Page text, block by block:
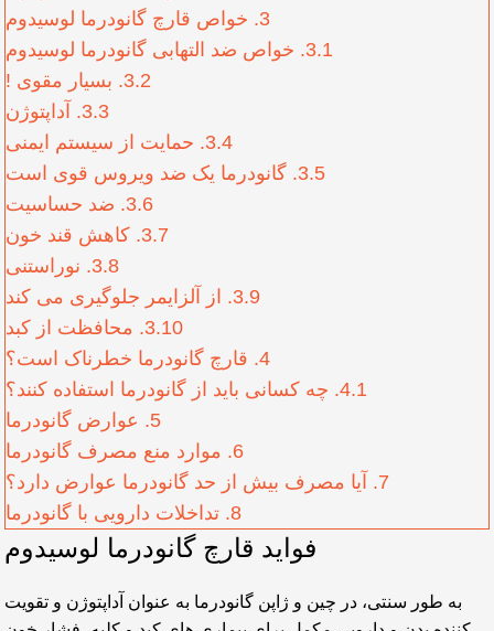
3. خواص قارچ گانودرما لوسیدوم
3.1. خواص ضد التهابی گانودرما لوسیدوم
3.2. بسیار مقوی !
3.3.
آداپتوژن
3.4. حمایت از سیستم ایمنی
3.5. گانودرما یک ضد ویروس قوی است
3.6. ضد حساسیت
3.7. کاهش قند خون
3.8. نوراستنی
3.9.
از آلزایمر جلوگیری می کند
3.10. محافظت از کبد
4. قارچ گانودرما خطرناک است؟
4.1. چه کسانی باید از گانودرما استفاده کنند؟
5.
عوارض گانودرما
6. موارد منع مصرف گانودرما
7.
آیا مصرف بیش از حد گانودرما عوارض دارد؟
8. تداخلات دارویی با گانودرما
فواید قارچ گانودرما لوسیدوم
به طور سنتی، در چین و ژاپن گانودرما به عنوان آداپتوژن و تقویت